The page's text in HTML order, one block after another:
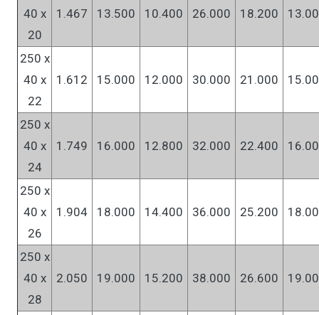
40 x
20
1.467 13.500 10.400 26.000 18.200
250 x
40 x
22
1.612 15.000 12.000 30.000 21.000
250 x
40 x
24
1.749 16.000 12.800 32.000 22.400
250 x
40 x
26
1.904 18.000 14.400 36.000 25.200
250 x
40 x
28
2.050 19.000 15.200 38.000 26.600